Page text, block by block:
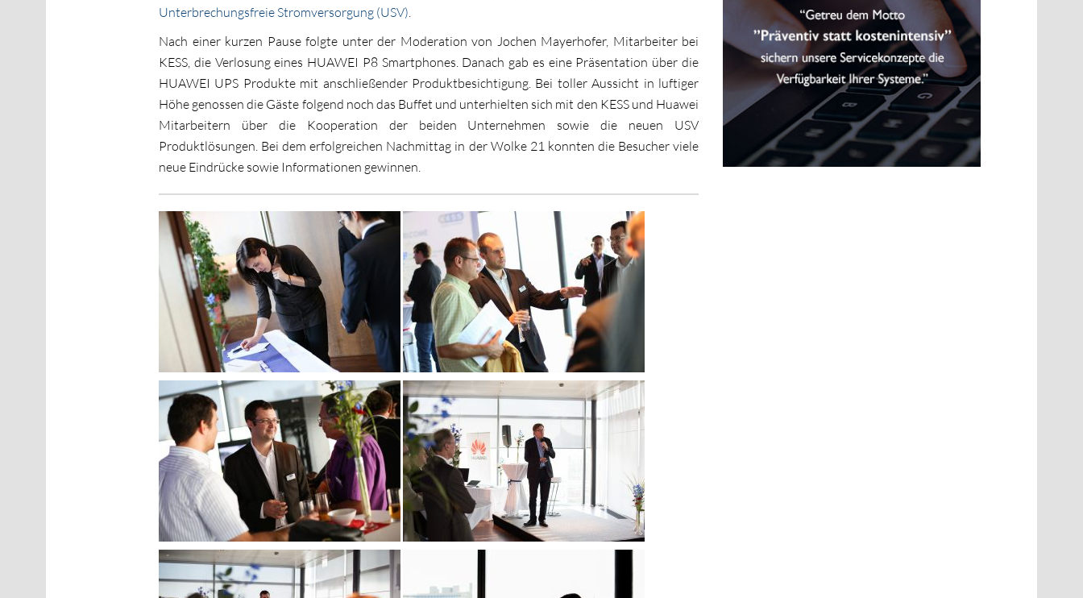
Unterbrechungsfreie Stromversorgung (USV).
Nach einer kurzen Pause folgte unter der Moderation von Jochen Mayerhofer, Mitarbeiter bei
KESS, die Verlosung eines HUAWEI P8 Smartphones. Danach gab es eine Präsentation über die
HUAWEI UPS Produkte mit anschließender Produktbesichtigung. Bei toller Aussicht in luftiger
Höhe genossen die Gäste folgend noch das Buffet und unterhielten sich mit den KESS und Huawei
Mitarbeitern über die Kooperation der beiden Unternehmen sowie die neuen USV
Produktlösungen. Bei dem erfolgreichen Nachmittag in der Wolke 21 konnten die Besucher viele
neue Eindrücke sowie Informationen gewinnen.